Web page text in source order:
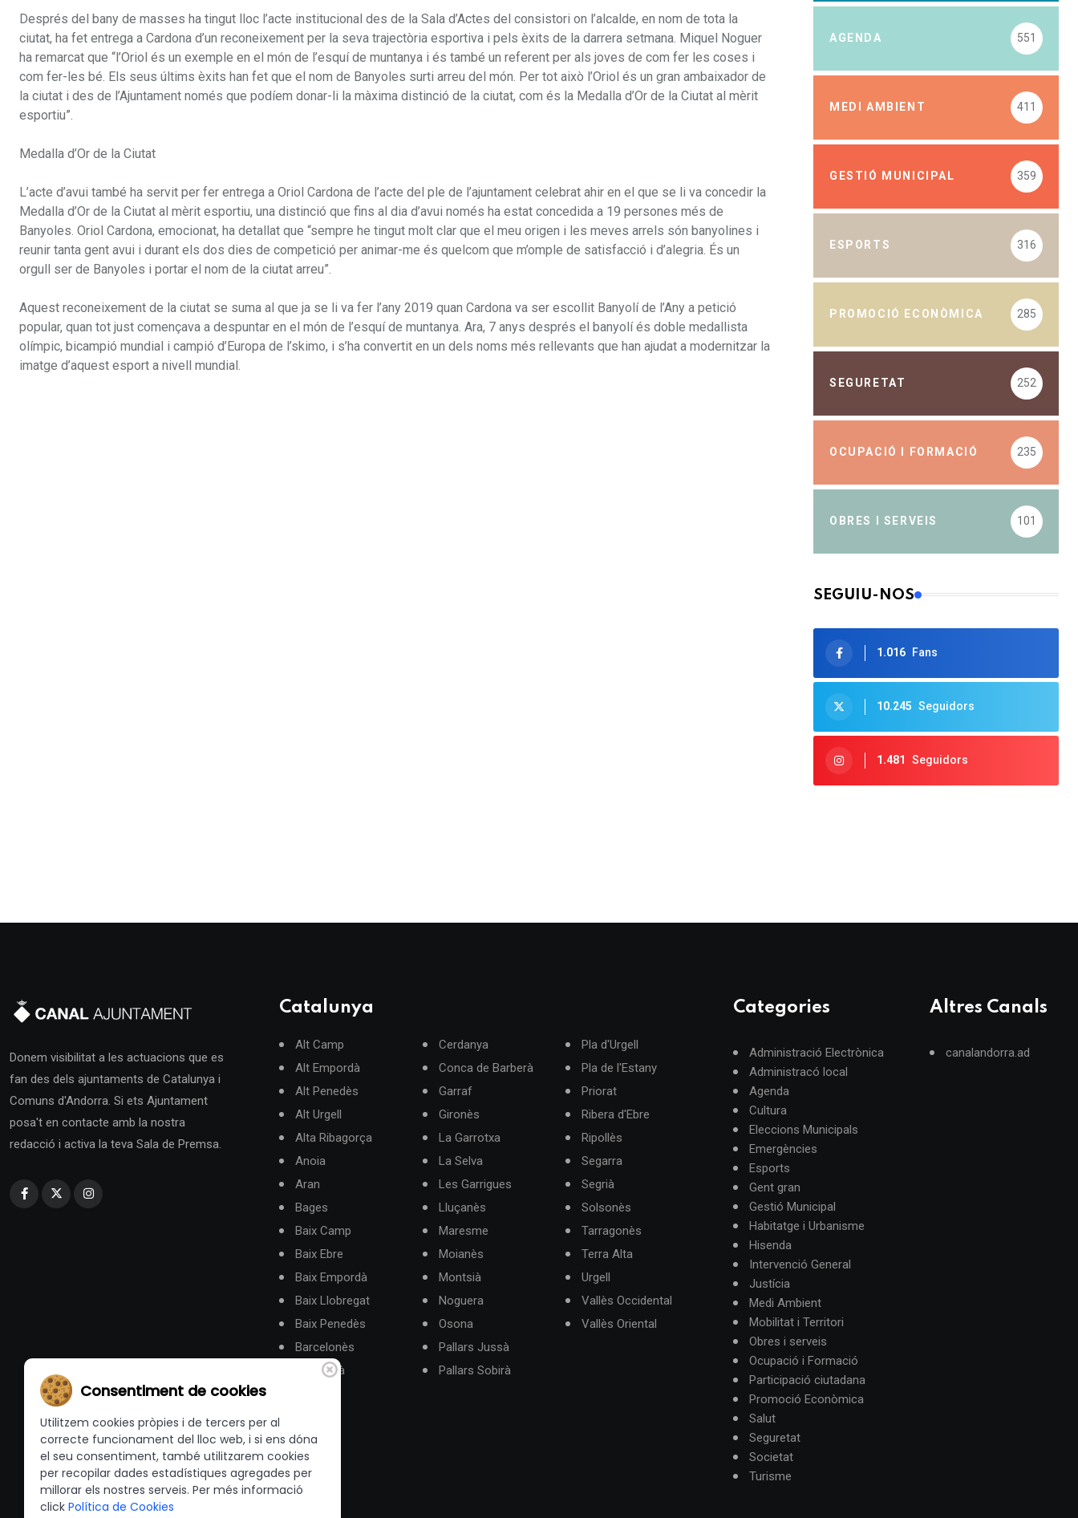
Després del bany de masses ha tingut lloc l’acte institucional des de la Sala d’Actes del consistori on l’alcalde, en nom de tota la
ciutat, ha fet entrega a Cardona d’un reconeixement per la seva trajectòria esportiva i pels èxits de la darrera setmana. Miquel Noguer
ha remarcat que “l’Oriol és un exemple en el món de l’esquí de muntanya i és també un referent per als joves de com fer les coses i
com fer-les bé. Els seus últims èxits han fet que el nom de Banyoles surti arreu del món. Per tot això l’Oriol és un gran ambaixador de
la ciutat i des de l’Ajuntament només que podíem donar-li la màxima distinció de la ciutat, com és la Medalla d’Or de la Ciutat al mèrit
esportiu”.
Medalla d’Or de la Ciutat
L’acte d’avui també ha servit per fer entrega a Oriol Cardona de l’acte del ple de l’ajuntament celebrat ahir en el que se li va concedir la
Medalla d’Or de la Ciutat al mèrit esportiu, una distinció que fins al dia d’avui només ha estat concedida a 19 persones més de
Banyoles. Oriol Cardona, emocionat, ha detallat que “sempre he tingut molt clar que el meu origen i les meves arrels són banyolines i
reunir tanta gent avui i durant els dos dies de competició per animar-me és quelcom que m’omple de satisfacció i d’alegria. És un
orgull ser de Banyoles i portar el nom de la ciutat arreu”.
Aquest reconeixement de la ciutat se suma al que ja se li va fer l’any 2019 quan Cardona va ser escollit Banyolí de l’Any a petició
popular, quan tot just començava a despuntar en el món de l’esquí de muntanya. Ara, 7 anys després el banyolí és doble medallista
olímpic, bicampió mundial i campió d’Europa de l’skimo, i s’ha convertit en un dels noms més rellevants que han ajudat a modernitzar la
imatge d’aquest esport a nivell mundial.
AGENDA 551
MEDI AMBIENT 411
GESTIÓ MUNICIPAL 359
ESPORTS 316
PROMOCIÓ ECONÒMICA 285
SEGURETAT 252
OCUPACIÓ I FORMACIÓ 235
OBRES I SERVEIS 101
SEGUIU-NOS
1.016 Fans
10.245 Seguidors
1.481 Seguidors
Donem visibilitat a les actuacions que es
fan des dels ajuntaments de Catalunya i
Comuns d'Andorra. Si ets Ajuntament
posa't en contacte amb la nostra
redacció i activa la teva Sala de Premsa.
Catalunya
Alt Camp
Alt Empordà
Alt Penedès
Alt Urgell
Alta Ribagorça
Anoia
Aran
Bages
Baix Camp
Baix Ebre
Baix Empordà
Baix Llobregat
Baix Penedès
Barcelonès
Berguedà
Cerdanya
Conca de Barberà
Garraf
Gironès
La Garrotxa
La Selva
Les Garrigues
Lluçanès
Maresme
Moianès
Montsià
Noguera
Osona
Pallars Jussà
Pallars Sobirà
Pla d'Urgell
Pla de l'Estany
Priorat
Ribera d'Ebre
Ripollès
Segarra
Segrià
Solsonès
Tarragonès
Terra Alta
Urgell
Vallès Occidental
Vallès Oriental
Categories
Administració Electrònica
Administracó local
Agenda
Cultura
Eleccions Municipals
Emergències
Esports
Gent gran
Gestió Municipal
Habitatge i Urbanisme
Hisenda
Intervenció General
Justícia
Medi Ambient
Mobilitat i Territori
Obres i serveis
Ocupació i Formació
Participació ciutadana
Promoció Econòmica
Salut
Seguretat
Societat
Turisme
Altres Canals
canalandorra.ad
Consentiment de cookies
Utilitzem cookies pròpies i de tercers per al
correcte funcionament del lloc web, i si ens dóna
el seu consentiment, també utilitzarem cookies
per recopilar dades estadístiques agregades per
millorar els nostres serveis. Per més informació
click Política de Cookies